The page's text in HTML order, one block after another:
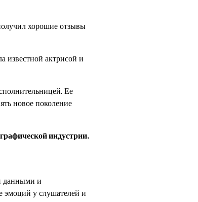
хорошие отзывы
известной актрисой и
Ее
новое поколение
индустрии.
данными и
эмоций у слушателей и